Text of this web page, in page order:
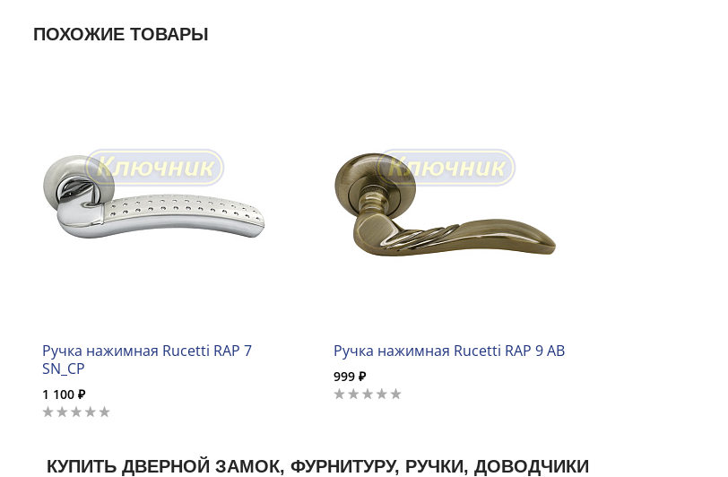
ПОХОЖИЕ ТОВАРЫ
Ручка нажимная Rucetti RAP 7
SN_CP
1 100 ₽
Ручка нажимная Rucetti RAP 9 AB
999 ₽
КУПИТЬ ДВЕРНОЙ ЗАМОК, ФУРНИТУРУ, РУЧКИ, ДОВОДЧИКИ